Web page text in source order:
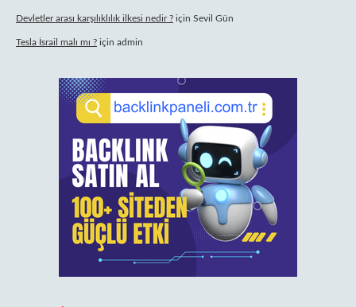
Devletler arası karşılıklılık ilkesi nedir ? için Sevil Gün
Tesla İsrail malı mı ? için admin